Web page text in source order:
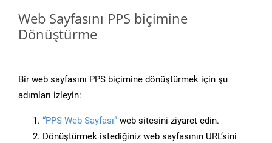
Web Sayfasını PPS biçimine
Dönüştürme
Bir web sayfasını PPS biçimine dönüştürmek için şu
adımları izleyin:
“PPS Web Sayfası” web sitesini ziyaret edin.
Dönüştürmek istediğiniz web sayfasının URL’sini